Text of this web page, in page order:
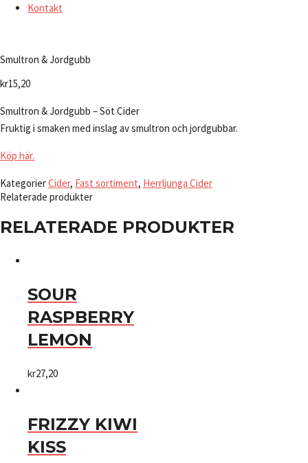
Kontakt
Smultron & Jordgubb
kr15,20
Smultron & Jordgubb – Söt Cider
Fruktig i smaken med inslag av smultron och jordgubbar.
Köp här.
KategorierCider, Fast sortiment, Herrljunga Cider
Relaterade produkter
RELATERADE PRODUKTER
SOUR
RASPBERRY
LEMON
kr27,20
FRIZZY KIWI
KISS